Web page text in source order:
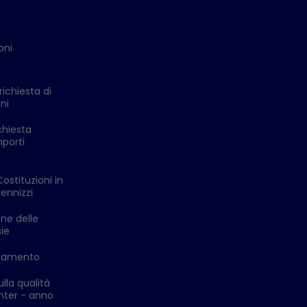
di
in
delle
qualità
- anno